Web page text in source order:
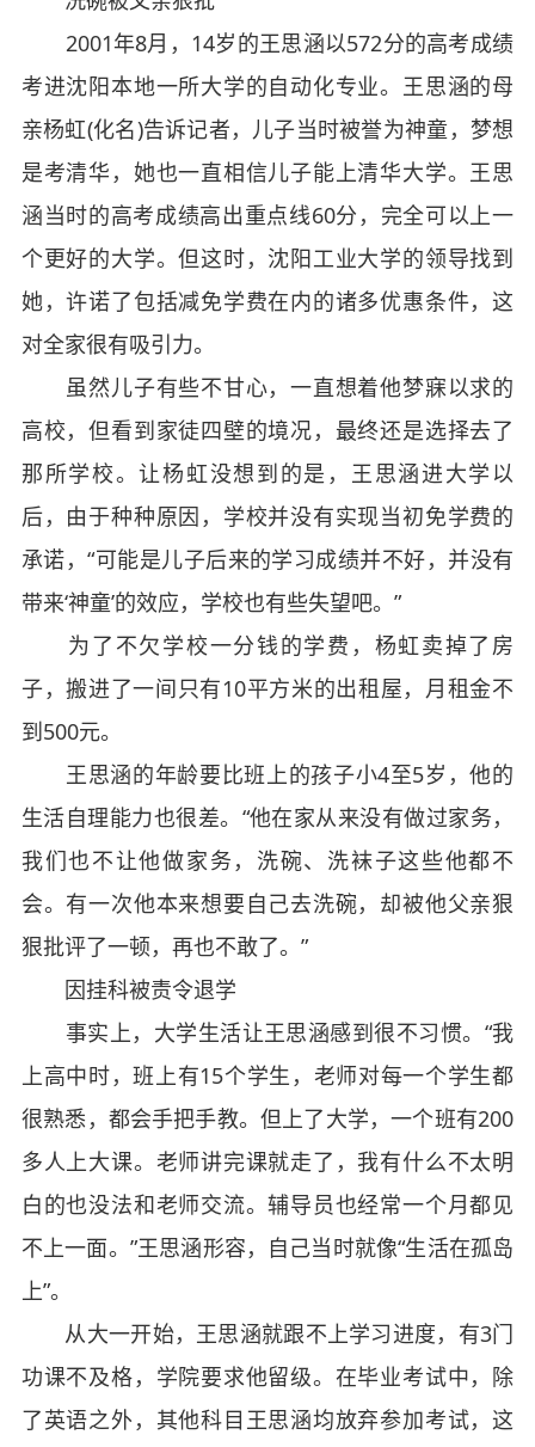
2001年8月，14岁的王思涵以572分的高考成绩
考进沈阳本地一所大学的自动化专业。王思涵的母
亲杨虹(化名)告诉记者，儿子当时被誉为神童，梦想
是考清华，她也一直相信儿子能上清华大学。王思
涵当时的高考成绩高出重点线60分，完全可以上一
个更好的大学。但这时，沈阳工业大学的领导找到
她，许诺了包括减免学费在内的诸多优惠条件，这
对全家很有吸引力。
虽然儿子有些不甘心，一直想着他梦寐以求的
高校，但看到家徒四壁的境况，最终还是选择去了
那所学校。让杨虹没想到的是，王思涵进大学以
后，由于种种原因，学校并没有实现当初免学费的
承诺，“可能是儿子后来的学习成绩并不好，并没有
带来‘神童’的效应，学校也有些失望吧。”
为了不欠学校一分钱的学费，杨虹卖掉了房
子，搬进了一间只有10平方米的出租屋，月租金不
到500元。
王思涵的年龄要比班上的孩子小4至5岁，他的
生活自理能力也很差。“他在家从来没有做过家务，
我们也不让他做家务，洗碗、洗袜子这些他都不
会。有一次他本来想要自己去洗碗，却被他父亲狠
狠批评了一顿，再也不敢了。”
因挂科被责令退学
事实上，大学生活让王思涵感到很不习惯。“我
上高中时，班上有15个学生，老师对每一个学生都
很熟悉，都会手把手教。但上了大学，一个班有200
多人上大课。老师讲完课就走了，我有什么不太明
白的也没法和老师交流。辅导员也经常一个月都见
不上一面。”王思涵形容，自己当时就像“生活在孤岛
上”。
从大一开始，王思涵就跟不上学习进度，有3门
功课不及格，学院要求他留级。在毕业考试中，除
了英语之外，其他科目王思涵均放弃参加考试，这